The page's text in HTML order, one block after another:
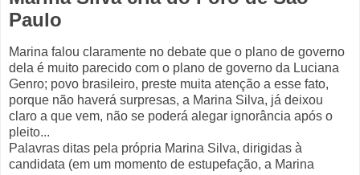
Paulo
Marina falou claramente no debate que o plano de governo
dela é muito parecido com o plano de governo da Luciana
Genro; povo brasileiro, preste muita atenção a esse fato,
porque não haverá surpresas, a Marina Silva, já deixou
claro a que vem, não se poderá alegar ignorância após o
pleito...
Palavras ditas pela própria Marina Silva, dirigidas à
candidata (em um momento de estupefação, a Marina